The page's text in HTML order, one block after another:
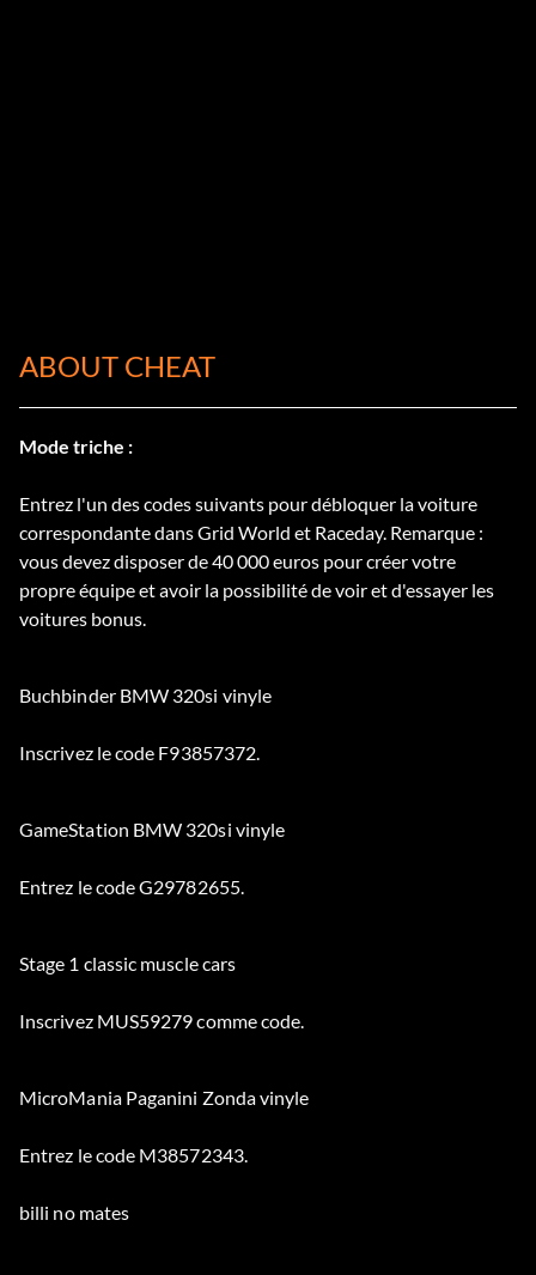
ABOUT CHEAT
Mode triche :
Entrez l'un des codes suivants pour débloquer la voiture
correspondante dans Grid World et Raceday. Remarque :
vous devez disposer de 40 000 euros pour créer votre
propre équipe et avoir la possibilité de voir et d'essayer les
voitures bonus.
Buchbinder BMW 320si vinyle
Inscrivez le code F93857372.
GameStation BMW 320si vinyle
Entrez le code G29782655.
Stage 1 classic muscle cars
Inscrivez MUS59279 comme code.
MicroMania Paganini Zonda vinyle
Entrez le code M38572343.
billi no mates